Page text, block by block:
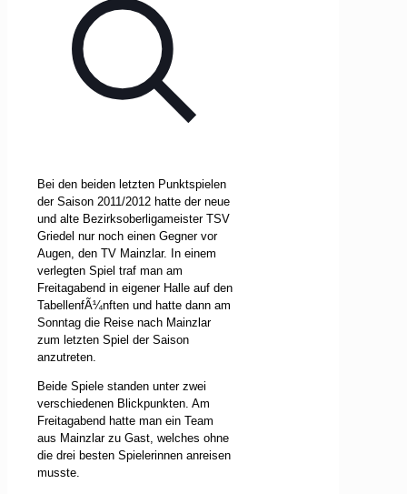
Bei den beiden letzten Punktspielen
der Saison 2011/2012 hatte der neue
und alte Bezirksoberligameister TSV
Griedel nur noch einen Gegner vor
Augen, den TV Mainzlar. In einem
verlegten Spiel traf man am
Freitagabend in eigener Halle auf den
TabellenfÃ¼nften und hatte dann am
Sonntag die Reise nach Mainzlar
zum letzten Spiel der Saison
anzutreten.
Beide Spiele standen unter zwei
verschiedenen Blickpunkten. Am
Freitagabend hatte man ein Team
aus Mainzlar zu Gast, welches ohne
die drei besten Spielerinnen anreisen
musste.